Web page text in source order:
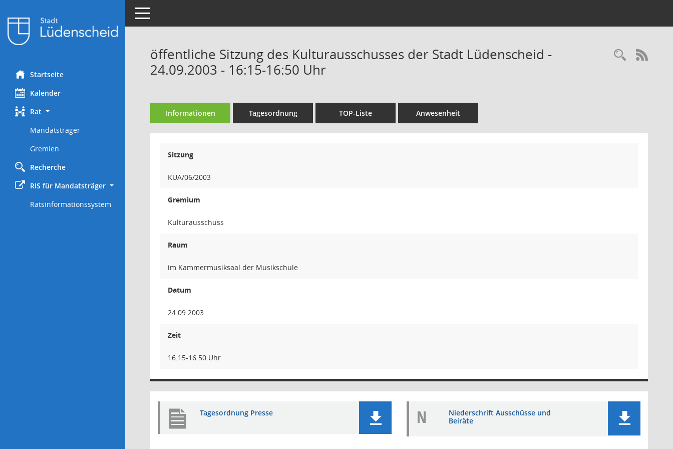
Startseite
Kalender
Rat
Mandatsträger
Gremien
Recherche
RIS für Mandatsträger
Ratsinformationssystem
Toggle navigation
öffentliche Sitzung des Kulturausschusses der Stadt Lüdenscheid -
24.09.2003 - 16:15-16:50 Uhr
Informationen Tagesordnung TOP-Liste Anwesenheit
Sitzung
KUA/06/2003
Gremium
Kulturausschuss
Raum
im Kammermusiksaal der Musikschule
Datum
24.09.2003
Zeit
16:15-16:50 Uhr
Tagesordnung Presse N
Niederschrift Ausschüsse und
Beiräte